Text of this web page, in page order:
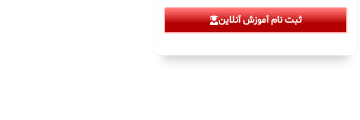
ثبت نام آموزش آنلاین